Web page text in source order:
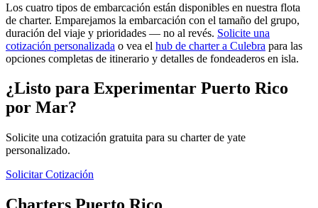
Los cuatro tipos de embarcación están disponibles en nuestra flota
de charter. Emparejamos la embarcación con el tamaño del grupo,
duración del viaje y prioridades — no al revés. Solicite una
cotización personalizada o vea el hub de charter a Culebra para las
opciones completas de itinerario y detalles de fondeaderos en isla.
¿Listo para Experimentar Puerto Rico
por Mar?
Solicite una cotización gratuita para su charter de yate
personalizado.
Solicitar Cotización